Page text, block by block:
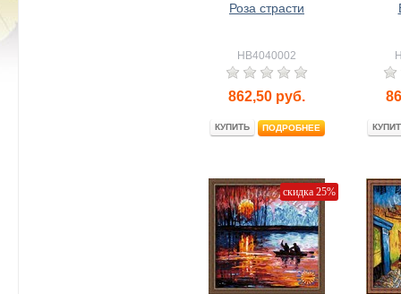
Роза страсти
HB4040002
862,50 руб.
КУПИТЬ ПОДРОБНЕЕ
скидка 25%